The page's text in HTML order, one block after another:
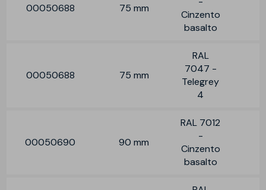
00050688 75 mm
Cinzento
basalto
00050688 75 mm
RAL
7047 -
Telegrey
4
00050690 90 mm
RAL 7012
-
Cinzento
basalto